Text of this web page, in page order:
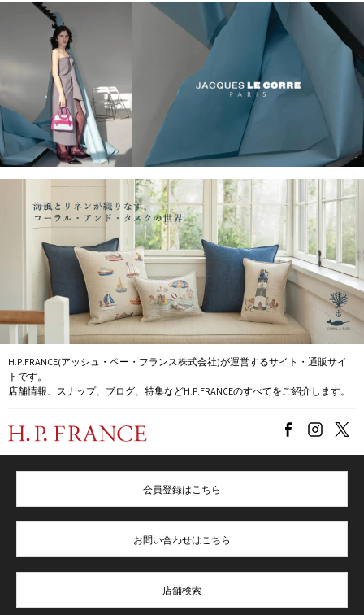
H.P.FRANCE(アッシュ・ペー・フランス株式会社)が運営するサイト・通販サイ
トです。
店舗情報、スナップ、ブログ、特集などH.P.FRANCEのすべてをご紹介します。
会員登録はこちら
お問い合わせはこちら
店舗検索